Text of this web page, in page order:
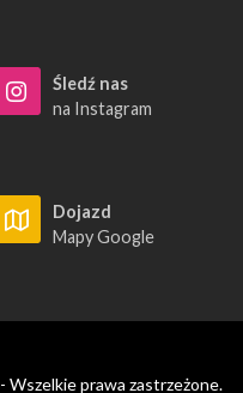
Śledź nas
na Instagram
Dojazd
Mapy Google
- Wszelkie prawa zastrzeżone.